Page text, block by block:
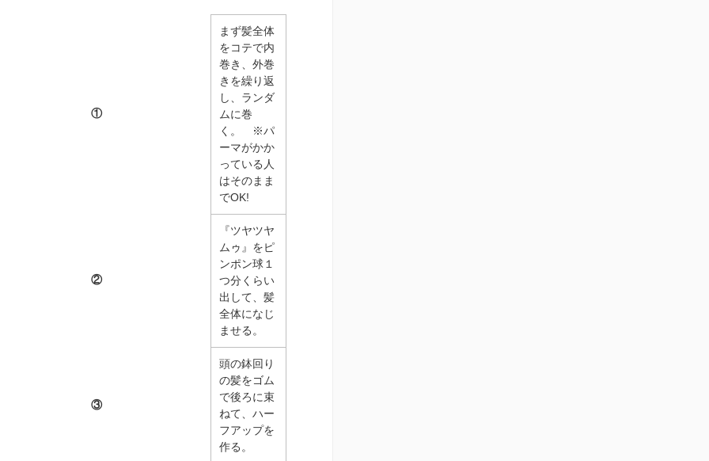
①
まず髪全体
をコテで内
巻き、外巻
きを繰り返
し、ランダ
ムに巻
く。 ※パ
ーマがかか
っている人
はそのまま
でOK!
②
『ツヤツヤ
ムゥ』をピ
ンポン球１
つ分くらい
出して、髪
全体になじ
ませる。
③
頭の鉢回り
の髪をゴム
で後ろに束
ねて、ハー
フアップを
作る。